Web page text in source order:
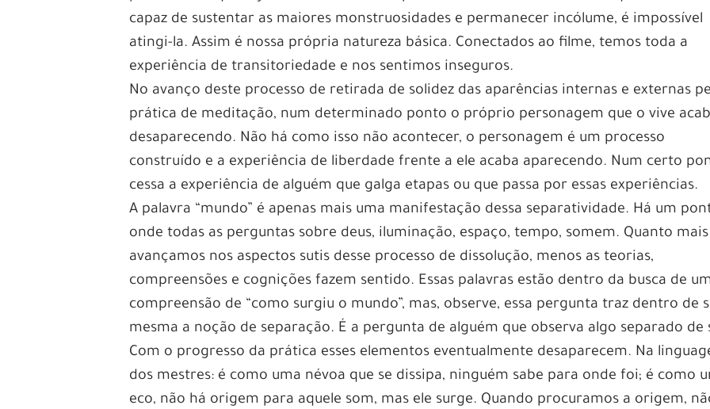
capaz de sustentar as maiores monstruosidades e permanecer incólume, é impossível
atingi-la. Assim é nossa própria natureza básica. Conectados ao filme, temos toda a
experiência de transitoriedade e nos sentimos inseguros.
No avanço deste processo de retirada de solidez das aparências internas e externas
prática de meditação, num determinado ponto o próprio personagem que o vive
desaparecendo. Não há como isso não acontecer, o personagem é um processo
construído e a experiência de liberdade frente a ele acaba aparecendo. Num certo
cessa a experiência de alguém que galga etapas ou que passa por essas experiências.
A palavra “mundo” é apenas mais uma manifestação dessa separatividade. Há um
onde todas as perguntas sobre deus, iluminação, espaço, tempo, somem. Quanto mais
avançamos nos aspectos sutis desse processo de dissolução, menos as teorias,
compreensões e cognições fazem sentido. Essas palavras estão dentro da busca de
compreensão de “como surgiu o mundo”, mas, observe, essa pergunta traz dentro de
mesma a noção de separação. É a pergunta de alguém que observa algo separado de
Com o progresso da prática esses elementos eventualmente desaparecem. Na
dos mestres: é como uma névoa que se dissipa, ninguém sabe para onde foi; é como
eco, não há origem para aquele som, mas ele surge. Quando procuramos a origem,